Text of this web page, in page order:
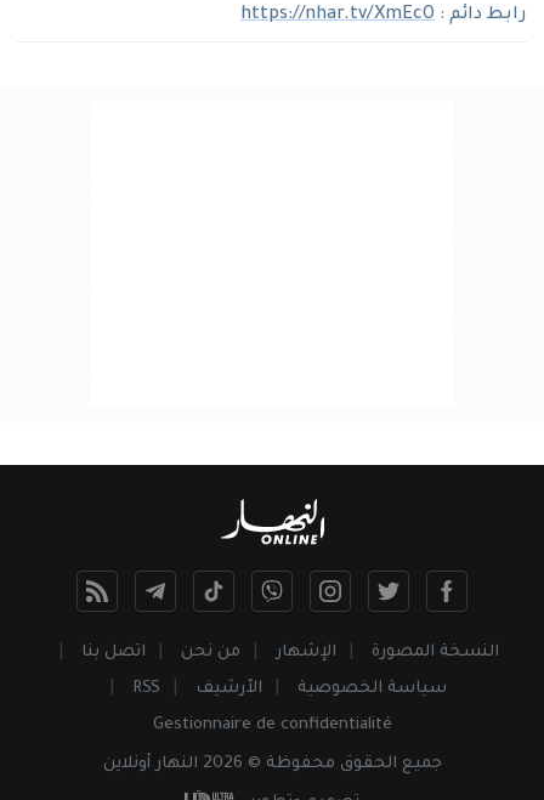
رابط دائم : https://nhar.tv/XmEcO
النسخة المصورة الإشهار من نحن
اتصل بنا
سياسة الخصوصية
الأرشيف
RSS
Gestionnaire de confidentialité
جميع الحقوق محفوظة © 2026 النهار أونلاين